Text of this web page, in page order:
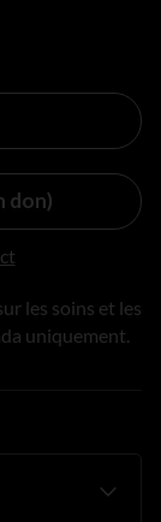
don)
les soins et les
uniquement.